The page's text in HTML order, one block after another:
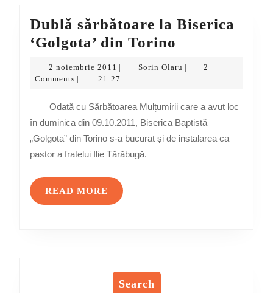
Dublă sărbătoare la Biserica
‘Golgota’ din Torino
‘Golgota’
din
2 noiembrie 2011 2
noiembrie
Sorin Olaru Sorin
2
Comments
21:27
Odată cu Sărbătoarea Mulțumirii care a avut loc
în duminica din 09.10.2011, Biserica Baptistă
„Golgota” din Torino s-a bucurat și de instalarea ca
pastor a fratelui Ilie Tărăbugă.
READ MORE READ
MORE
Search